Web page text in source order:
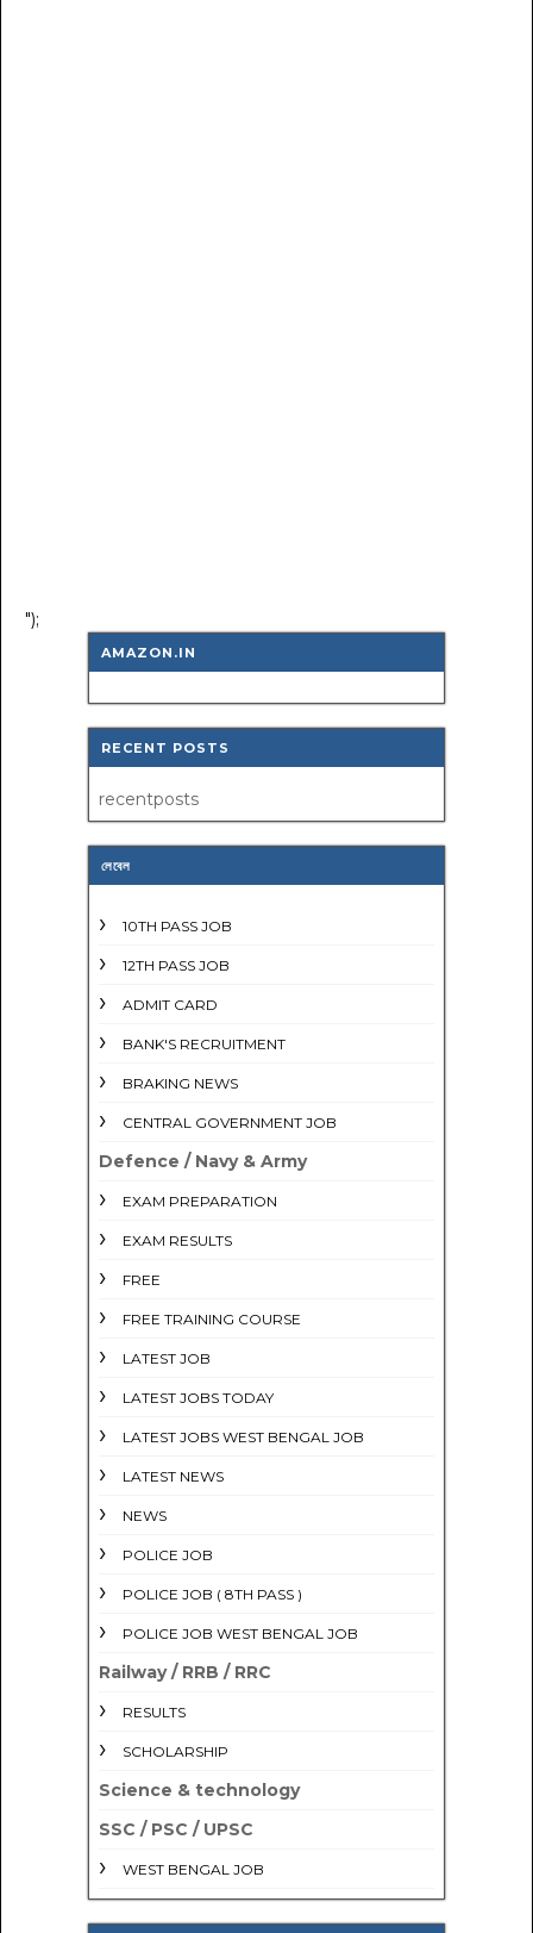
");
AMAZON.IN
RECENT POSTS
recentposts
লেবেল
10TH PASS JOB
12TH PASS JOB
ADMIT CARD
BANK'S RECRUITMENT
BRAKING NEWS
CENTRAL GOVERNMENT JOB
Defence / Navy & Army
EXAM PREPARATION
EXAM RESULTS
FREE
FREE TRAINING COURSE
LATEST JOB
LATEST JOBS TODAY
LATEST JOBS WEST BENGAL JOB
LATEST NEWS
NEWS
POLICE JOB
POLICE JOB ( 8TH PASS )
POLICE JOB WEST BENGAL JOB
Railway / RRB / RRC
RESULTS
SCHOLARSHIP
Science & technology
SSC / PSC / UPSC
WEST BENGAL JOB